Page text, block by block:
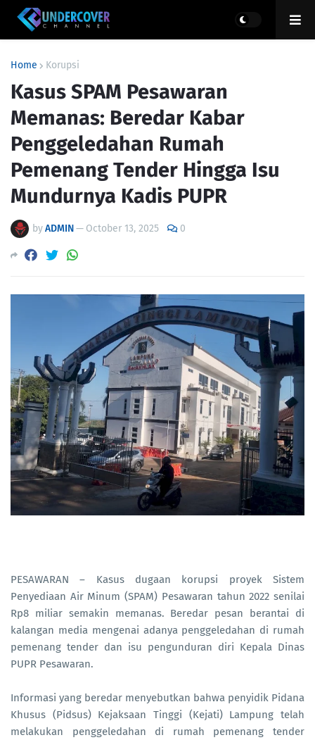
Home Korupsi
Kasus SPAM Pesawaran
Memanas: Beredar Kabar
Penggeledahan Rumah
Pemenang Tender Hingga Isu
Mundurnya Kadis PUPR
byADMIN— October 13, 2025 0
PESAWARAN – Kasus dugaan korupsi proyek Sistem
Penyediaan Air Minum (SPAM) Pesawaran tahun 2022 senilai
Rp8 miliar semakin memanas. Beredar pesan berantai di
kalangan media mengenai adanya penggeledahan di rumah
pemenang tender dan isu pengunduran diri Kepala Dinas
PUPR Pesawaran.
Informasi yang beredar menyebutkan bahwa penyidik Pidana
Khusus (Pidsus) Kejaksaan Tinggi (Kejati) Lampung telah
melakukan penggeledahan di rumah pemenang tender